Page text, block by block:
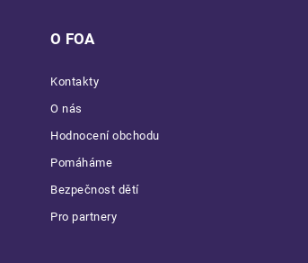
O FOA
Kontakty
O nás
Hodnocení obchodu
Pomáháme
Bezpečnost dětí
Pro partnery